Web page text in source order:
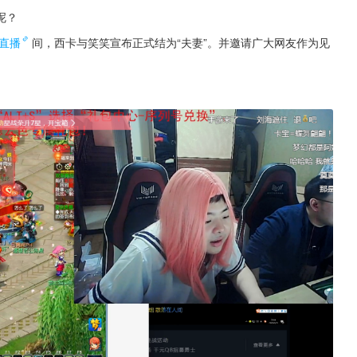
？
播
间，西卡与笑笑宣布正式结为“夫妻”。并邀请广大网友作为见